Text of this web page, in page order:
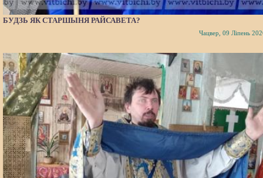
БУДЗЬ ЯК СТАРШЫНЯ РАЙСАВЕТА?
Чацвер, 09 Ліпень